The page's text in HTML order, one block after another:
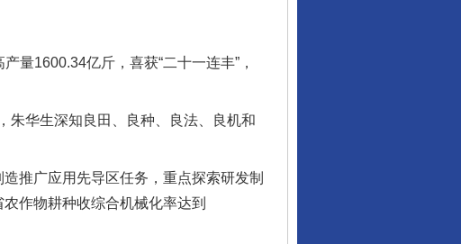
1600.34亿斤，喜获“二十一连丰”，
华生深知良田、良种、良法、良机和
推广应用先导区任务，重点探索研发制
作物耕种收综合机械化率达到